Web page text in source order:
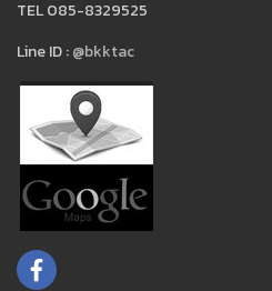
TEL 085-8329525
Line ID :@bkktac